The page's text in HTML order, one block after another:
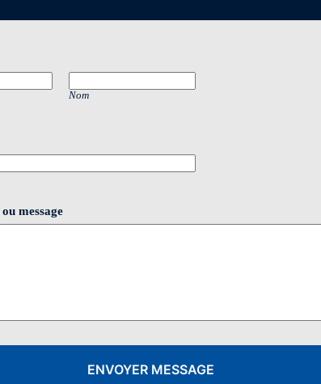
Nom
message
ENVOYER MESSAGE